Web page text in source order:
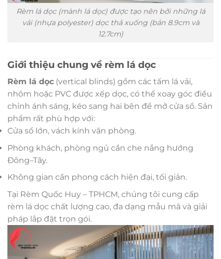
Rèm lá dọc (mành lá dọc) được tạo nên bởi những lá
vải (nhựa polyester) dọc thả xuống (bản 8.9cm và
12.7cm)
Giới thiệu chung về rèm lá dọc
Rèm lá dọc (vertical blinds) gồm các tấm lá vải,
nhôm hoặc PVC được xếp dọc, có thể xoay góc điều
chỉnh ánh sáng, kéo sang hai bên để mở cửa sổ. Sản
phẩm rất phù hợp với:
Cửa sổ lớn, vách kính văn phòng.
Phòng khách, phòng ngủ cần che nắng hướng
Đông–Tây.
Không gian cần phong cách hiện đại, tối giản.
Tại Rèm Quốc Huy – TPHCM, chúng tôi cung cấp
rèm lá dọc chất lượng cao, đa dạng mẫu mã và giải
pháp lắp đặt trọn gói.